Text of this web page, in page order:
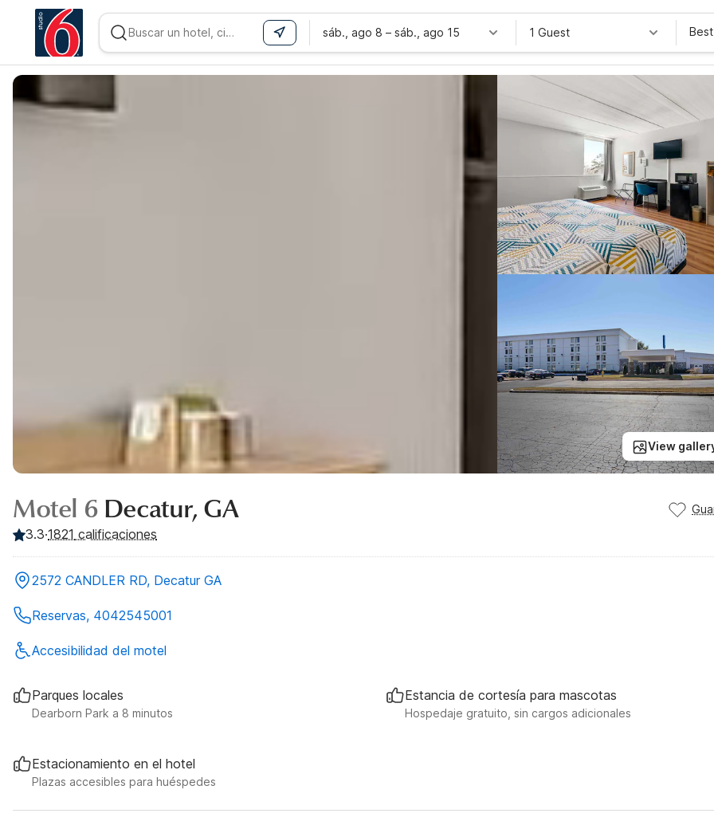
sáb., ago 8 – sáb., ago 15 1 Guest
View
Motel 6 Decatur, GA
3.3·1821 calificaciones
2572 CANDLER RD, Decatur GA
Reservas, 4042545001
Accesibilidad del motel
Parques locales
Dearborn Park a 8 minutos
Estancia de cortesía para mascotas
Hospedaje gratuito, sin cargos adicionales
Estacionamiento en el hotel
Plazas accesibles para huéspedes